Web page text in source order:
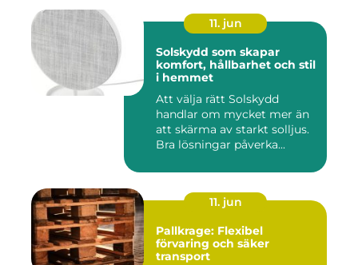
11. jun
Solskydd som skapar
komfort, hållbarhet och stil
i hemmet
Att välja rätt Solskydd
handlar om mycket mer än
att skärma av starkt solljus.
Bra lösningar påverka...
11. jun
Pallkrage: Flexibel
förvaring och säker
transport